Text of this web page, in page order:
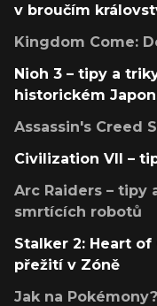
v broučím
Kingdom Come:
Nioh 3 – tipy a
historickém
Assassin's Creed
Civilization VII –
Arc Raiders – tipy
smrtících robotů
Stalker 2: Heart
přežití v Zóně
Jak na